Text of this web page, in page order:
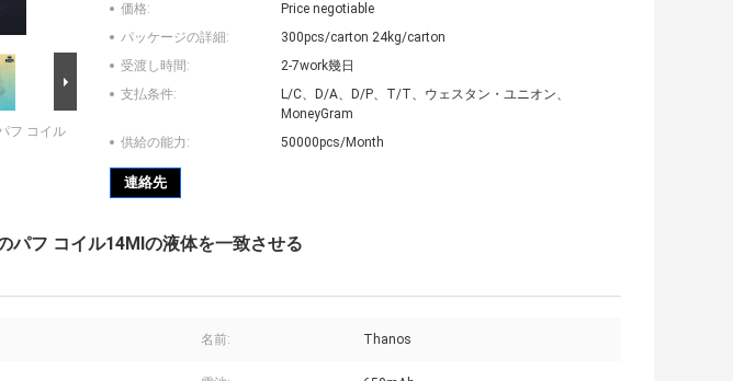
フ コイル
価格:
Price negotiable
パッケージの詳細:
300pcs/carton 24kg/carton
受渡し時間:
2-7work幾日
支払条件:
L/C、D/A、D/P、T/T、ウェスタン・ユニオン、
MoneyGram
供給の能力:
50000pcs/Month
連絡先
フ コイル14Mlの液体を一致させる
名前: Thanos